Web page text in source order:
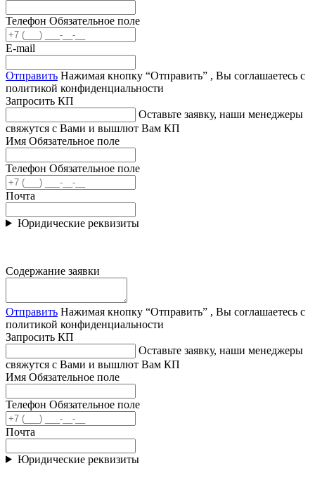
Телефон Обязательное поле
E-mail
Отправить Нажимая кнопку “Отправить” , Вы соглашаетесь с
политикой конфиденциальности
Запросить КП
Оставьте заявку, наши менеджеры
свяжутся с Вами и вышлют Вам КП
Имя Обязательное поле
Телефон Обязательное поле
Почта
Юридические реквизиты
Содержание заявки
Отправить Нажимая кнопку “Отправить” , Вы соглашаетесь с
политикой конфиденциальности
Запросить КП
Оставьте заявку, наши менеджеры
свяжутся с Вами и вышлют Вам КП
Имя Обязательное поле
Телефон Обязательное поле
Почта
Юридические реквизиты